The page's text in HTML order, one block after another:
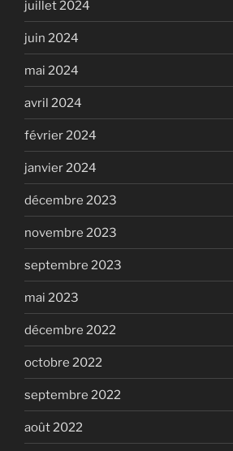
juillet 2024
juin 2024
mai 2024
avril 2024
février 2024
janvier 2024
décembre 2023
novembre 2023
septembre 2023
mai 2023
décembre 2022
octobre 2022
septembre 2022
août 2022